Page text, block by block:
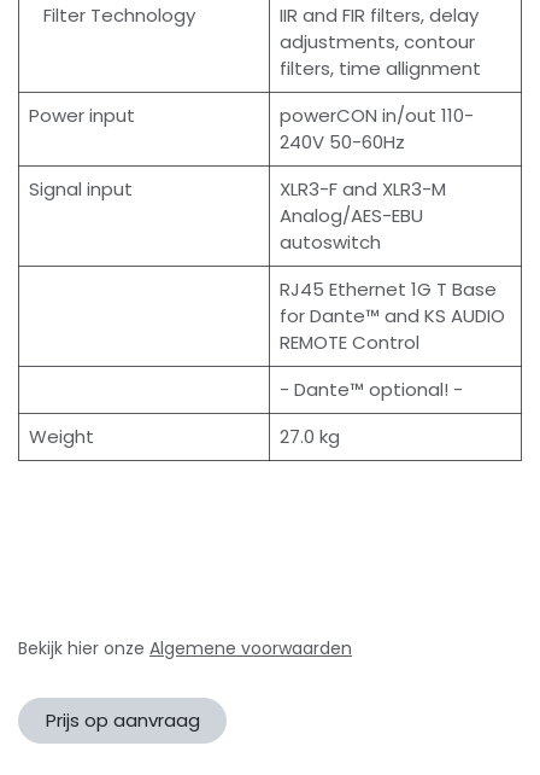
Filter Technology
IIR and FIR filters, delay
adjustments, contour
filters, time allignment
Power input
powerCON in/out 110-
240V 50-60Hz
Signal input
XLR3-F and XLR3-M
Analog/AES-EBU
autoswitch
RJ45 Ethernet 1G T Base
for Dante™ and KS AUDIO
REMOTE Control
- Dante™ optional! -
Weight
27.0 kg
Bekijk hier onze Algemene voorwaarden
Prijs op aanvraag